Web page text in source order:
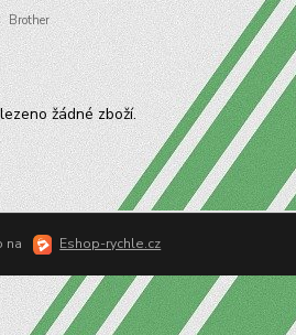
Brother
žádné zboží.
na Eshop-rychle.cz